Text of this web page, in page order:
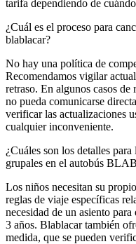
tarifa dependiendo de
¿Cuál es el proceso para
blablacar?
No hay una política de
Recomendamos vigilar
retraso. En algunos casos de
no pueda comunicarse
verificar las actualizaciones
cualquier inconveniente.
¿Cuáles son los detalles
grupales en el autobús
Los niños necesitan su
reglas de viaje específicas
necesidad de un asiento
3 años. Blablacar también
medida, que se pueden